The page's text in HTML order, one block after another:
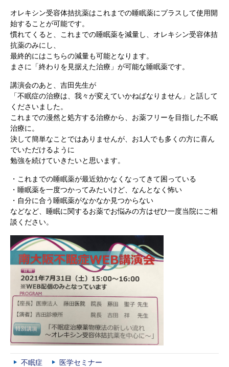
オレキシン受容体拮抗薬はこれまでの睡眠薬にプラスして使用開
始することが可能です。
慣れてくると、これまでの睡眠薬を減量し、オレキシン受容体拮
抗薬のみにし、
最終的にはこちらの減量も可能となります。
まさに「終わりを見据えた治療」が可能な睡眠薬です。
講演会のあと、吉田先生が
「不眠症の治療は、我々が変えていかねばなりません」と話して
くださいました。
これまでの漫然と処方する治療から、お薬フリーを目指した不眠
治療に。
決して簡単なことではありませんが、お1人でも多くの方に喜ん
でいただけるように
勉強を続けていきたいと思います。
・これまでの睡眠薬が最近効かなくなってきて困っている
・睡眠薬を一度つかってみたいけど、なんとなく怖い
・自分に合う睡眠薬がなかなか見つからない
などなど、睡眠に関するお薬でお悩みの方はぜひ一度当院にご相
談ください。
不眠症 医学セミナー